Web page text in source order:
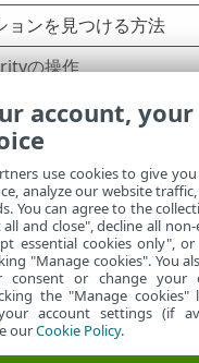
account,
use cookies to give
analyze our website
You can agree to the
all and close", decline all
essential cookies only",
"Manage cookies". You
consent or change your
the "Manage
account settings (if
ourCookie Policy.